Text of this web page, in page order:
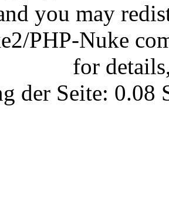
you may
PHP-Nuke
for
der Seite: 0.08